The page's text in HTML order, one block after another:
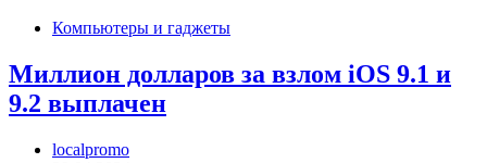
Компьютеры и гаджеты
Миллион долларов за взлом iOS 9.1 и
9.2 выплачен
localpromo